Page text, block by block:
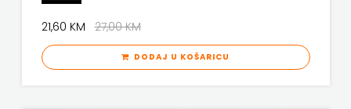
PROFIL
PULS
21,60 KM27,00 KM
DODAJ U KOŠARICU